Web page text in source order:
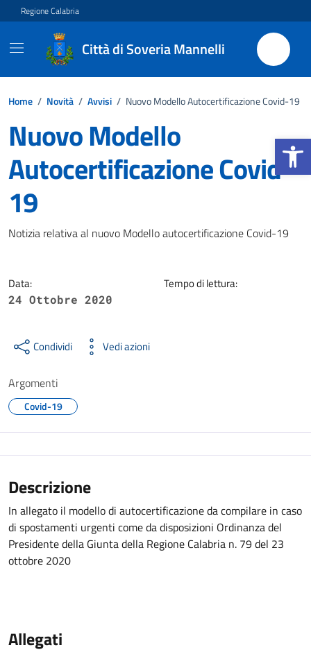
Apri la
Vai ai contenuti
Vai al footer
Regione Calabria
Città di Soveria Mannelli
Home / Novità / Avvisi / Nuovo Modello Autocertificazione Covid-19
Nuovo Modello
Autocertificazione Covid-
19
Dettagli della notizia
Notizia relativa al nuovo Modello autocertificazione Covid-19
Data:
24 Ottobre 2020
Tempo di lettura:
Condividi Vedi azioni
Argomenti
Covid-19
Descrizione
In allegato il modello di autocertificazione da compilare in caso
di spostamenti urgenti come da disposizioni Ordinanza del
Presidente della Giunta della Regione Calabria n. 79 del 23
ottobre 2020
Allegati